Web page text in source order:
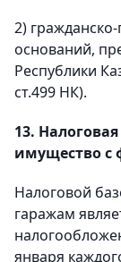
2)
оснований,
Республики
ст.499 НК).
13.
имущество с
Налоговой
гаражам
января